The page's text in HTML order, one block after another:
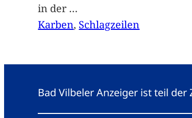
in der …
Karben, Schlagzeilen
Bad Vilbeler Anzeiger ist teil